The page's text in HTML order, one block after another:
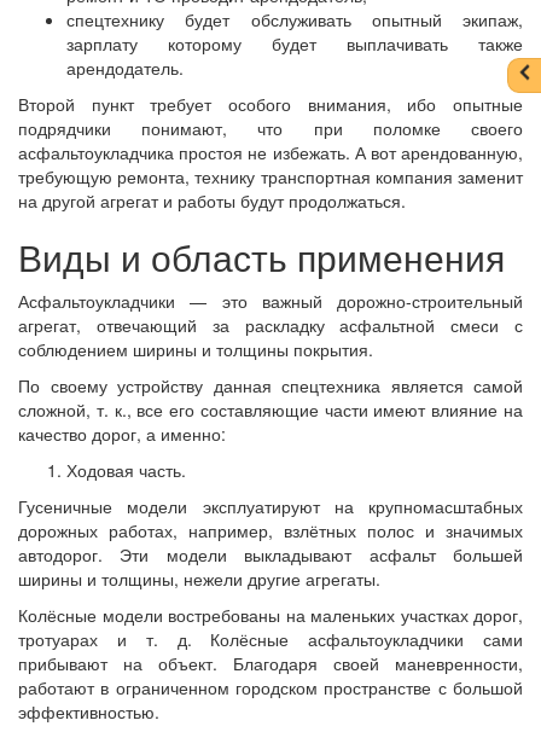
спецтехнику будет обслуживать опытный экипаж,
зарплату которому будет выплачивать также
арендодатель.
Второй пункт требует особого внимания, ибо опытные
подрядчики понимают, что при поломке своего
асфальтоукладчика простоя не избежать. А вот арендованную,
требующую ремонта, технику транспортная компания заменит
на другой агрегат и работы будут продолжаться.
Виды и область применения
Асфальтоукладчики — это важный дорожно-строительный
агрегат, отвечающий за раскладку асфальтной смеси с
соблюдением ширины и толщины покрытия.
По своему устройству данная спецтехника является самой
сложной, т. к., все его составляющие части имеют влияние на
качество дорог, а именно:
Ходовая часть.
Гусеничные модели эксплуатируют на крупномасштабных
дорожных работах, например, взлётных полос и значимых
автодорог. Эти модели выкладывают асфальт большей
ширины и толщины, нежели другие агрегаты.
Колёсные модели востребованы на маленьких участках дорог,
тротуарах и т. д. Колёсные асфальтоукладчики сами
прибывают на объект. Благодаря своей маневренности,
работают в ограниченном городском пространстве с большой
эффективностью.